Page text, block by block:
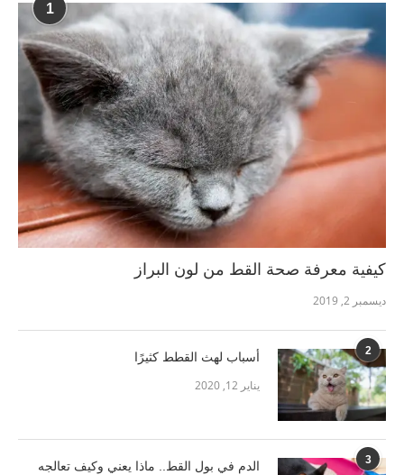
1
كيفية معرفة صحة القط من لون البراز
ديسمبر 2, 2019
2 أسباب لهث القطط كثيرًا
يناير 12, 2020
3 الدم في بول القط.. ماذا يعني وكيف تعالجه